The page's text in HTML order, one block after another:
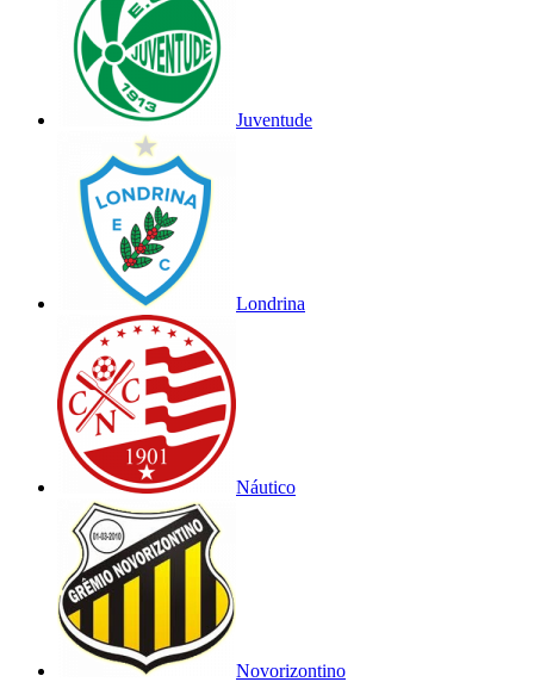
Juventude
Londrina
Náutico
Novorizontino